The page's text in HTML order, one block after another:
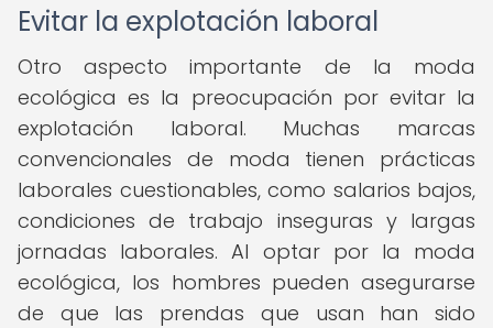
Evitar la explotación laboral
Otro aspecto importante de la moda
ecológica es la preocupación por evitar la
explotación laboral. Muchas marcas
convencionales de moda tienen prácticas
laborales cuestionables, como salarios bajos,
condiciones de trabajo inseguras y largas
jornadas laborales. Al optar por la moda
ecológica, los hombres pueden asegurarse
de que las prendas que usan han sido